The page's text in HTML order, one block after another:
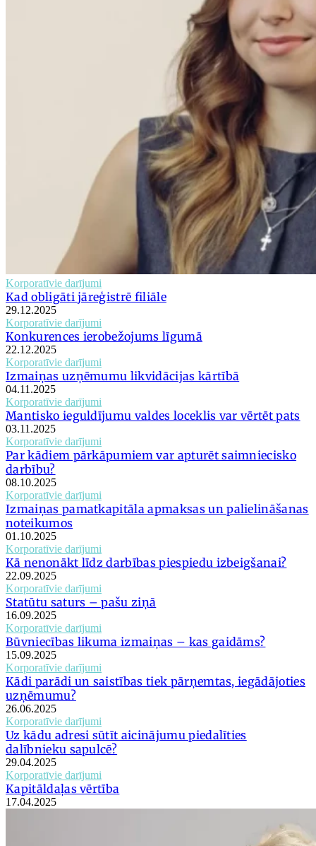
Korporatīvie darījumi
Kad obligāti jāreģistrē filiāle
29.12.2025
Korporatīvie darījumi
Konkurences ierobežojums līgumā
22.12.2025
Korporatīvie darījumi
Izmaiņas uzņēmumu likvidācijas kārtībā
04.11.2025
Korporatīvie darījumi
Mantisko ieguldījumu valdes loceklis var vērtēt pats
03.11.2025
Korporatīvie darījumi
Par kādiem pārkāpumiem var apturēt saimniecisko
darbību?
08.10.2025
Korporatīvie darījumi
Izmaiņas pamatkapitāla apmaksas un palielināšanas
noteikumos
01.10.2025
Korporatīvie darījumi
Kā nenonākt līdz darbības piespiedu izbeigšanai?
22.09.2025
Korporatīvie darījumi
Statūtu saturs – pašu ziņā
16.09.2025
Korporatīvie darījumi
Būvniecības likuma izmaiņas – kas gaidāms?
15.09.2025
Korporatīvie darījumi
Kādi parādi un saistības tiek pārņemtas, iegādājoties
uzņēmumu?
26.06.2025
Korporatīvie darījumi
Uz kādu adresi sūtīt aicinājumu piedalīties
dalībnieku sapulcē?
29.04.2025
Korporatīvie darījumi
Kapitāldaļas vērtība
17.04.2025